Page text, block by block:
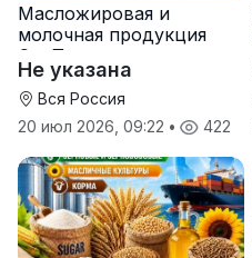
Масложировая и
молочная продукция
СолПро — экспортные
поставки
Не указана
Вся Россия
20 июл 2026, 09:22 • 422